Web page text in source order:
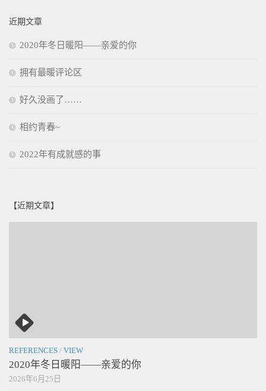
近期文章
2020年冬日暖阳——亲爱的你
拥有最暖评论区
好久没画了……
相约青春~
2022年有成就感的事
【近期文章】
REFERENCES / VIEW
2020年冬日暖阳——亲爱的你
2026年6月25日